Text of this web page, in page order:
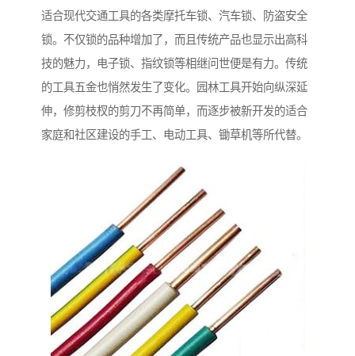
适合现代交通工具的各类摩托车锁、汽车锁、防盗安全
锁。不仅锁的品种增加了，而且传统产品也显示出高科
技的魅力，电子锁、指纹锁等相继问世便是有力。传统
的工具五金也悄然发生了变化。园林工具开始向纵深延
伸，修剪枝杈的剪刀不再简单，而逐步被新开发的适合
家庭和社区建设的手工、电动工具、锄草机等所代替。